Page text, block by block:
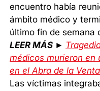
encuentro había
ámbito médico y
último fin de semana
LEER MÁS ►
médicos murieron
en el Abra de la
Las víctimas